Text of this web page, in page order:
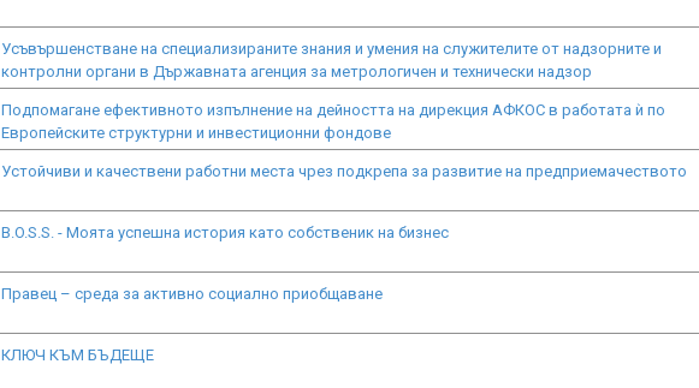
Усъвършенстване на специализираните знания и умения на служителите от надзорните и
контролни органи в Държавната агенция за метрологичен и технически надзор
Подпомагане ефективното изпълнение на дейността на дирекция АФКОС в работата ѝ по
Европейските структурни и инвестиционни фондове
Устойчиви и качествени работни места чрез подкрепа за развитие на предприемачеството
B.O.S.S. - Моята успешна история като собственик на бизнес
Правец – среда за активно социално приобщаване
КЛЮЧ КЪМ БЪДЕЩЕ